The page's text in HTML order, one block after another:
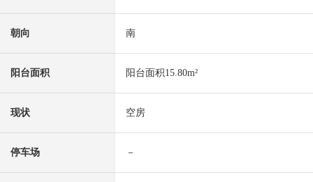
朝向 南
阳台面积 阳台面积15.80m²
现状 空房
停车场 －